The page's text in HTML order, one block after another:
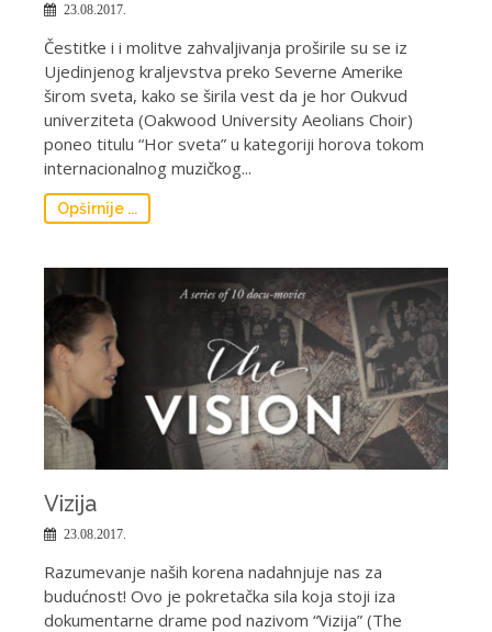
23.08.2017.
Čestitke i i molitve zahvaljivanja proširile su se iz
Ujedinjenog kraljevstva preko Severne Amerike
širom sveta, kako se širila vest da je hor Oukvud
univerziteta (Oakwood University Aeolians Choir)
poneo titulu “Hor sveta” u kategoriji horova tokom
internacionalnog muzičkog...
Opširnije ...
Vizija
23.08.2017.
Razumevanje naših korena nadahnjuje nas za
budućnost! Ovo je pokretačka sila koja stoji iza
dokumentarne drame pod nazivom “Vizija” (The